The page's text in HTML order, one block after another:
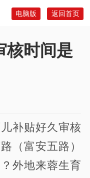
返回首页
电脑版
核时间是
补贴好久审核
（富安五路）
外地来蓉生育